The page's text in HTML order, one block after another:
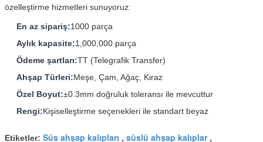
özelleştirme hizmetleri sunuyoruz:
En az sipariş:1000 parça
Aylık kapasite:1,000,000 parça
Ödeme şartları:TT (Telegrafik Transfer)
Ahşap Türleri:Meşe, Çam, Ağaç, Kiraz
Özel Boyut:±0.3mm doğruluk toleransı ile mevcuttur
Rengi:Kişiselleştirme seçenekleri ile standart beyaz
Etiketler: Süs ahşap kalıpları , süslü ahşap kalıplar,